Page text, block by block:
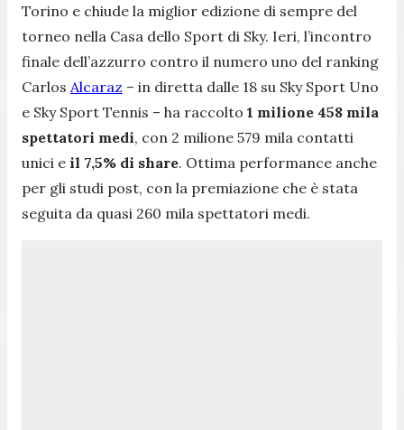
Torino e chiude la miglior edizione di sempre del
torneo nella Casa dello Sport di Sky. Ieri, l’incontro
finale dell’azzurro contro il numero uno del ranking
Carlos Alcaraz – in diretta dalle 18 su Sky Sport Uno
e Sky Sport Tennis – ha raccolto 1 milione 458 mila
spettatori medi, con 2 milione 579 mila contatti
unici e il 7,5% di share. Ottima performance anche
per gli studi post, con la premiazione che è stata
seguita da quasi 260 mila spettatori medi.